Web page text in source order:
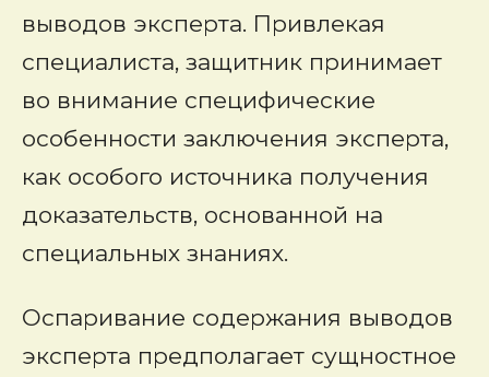
выводов эксперта. Привлекая
специалиста, защитник принимает
во внимание специфические
особенности заключения эксперта,
как особого источника получения
доказательств, основанной на
специальных знаниях.
Оспаривание содержания выводов
эксперта предполагает сущностное